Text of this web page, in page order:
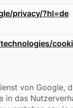
privacy/?hl=de
von Google,
in das